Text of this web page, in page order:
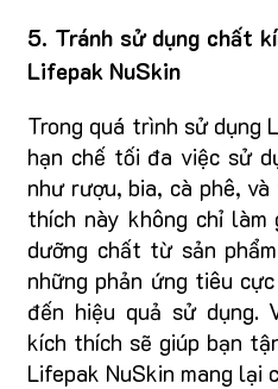
5. Tránh sử dụng chất
Lifepak NuSkin
Trong quá trình sử dụng
hạn chế tối đa việc sử
như rượu, bia, cà phê,
thích này không chỉ làm
dưỡng chất từ sản
những phản ứng tiêu
đến hiệu quả sử dụng.
kích thích sẽ giúp bạn
Lifepak NuSkin mang lại